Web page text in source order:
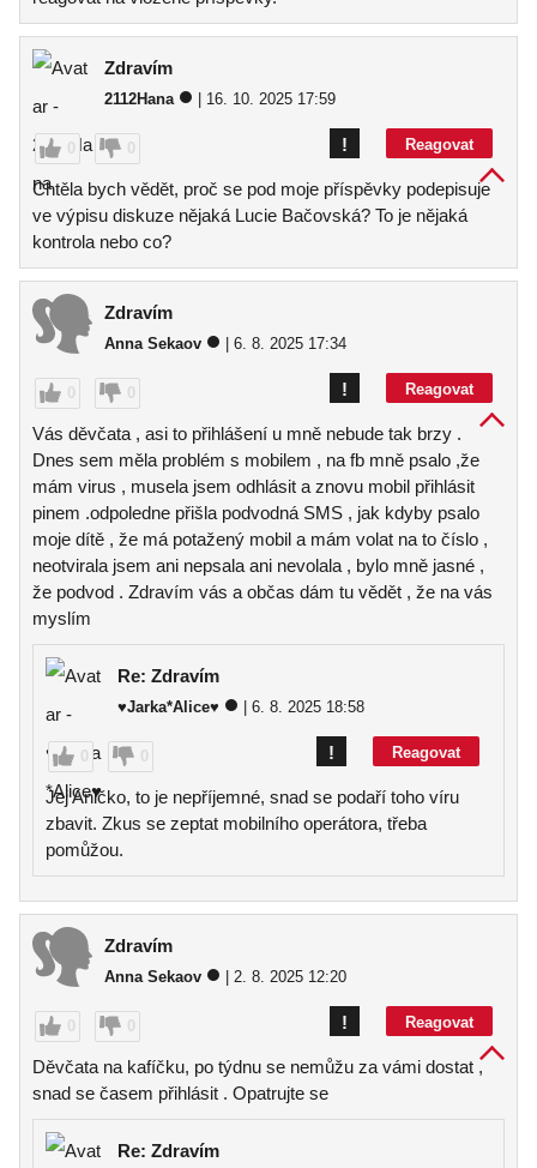
Zdravím
2112Hana | 16. 10. 2025 17:59
0 0 Reagovat
!
Chtěla bych vědět, proč se pod moje příspěvky podepisuje
ve výpisu diskuze nějaká Lucie Bačovská? To je nějaká
kontrola nebo co?
Zdravím
Anna Sekaov | 6. 8. 2025 17:34
0 0 Reagovat
!
Vás děvčata , asi to přihlášení u mně nebude tak brzy .
Dnes sem měla problém s mobilem , na fb mně psalo ,že
mám virus , musela jsem odhlásit a znovu mobil přihlásit
pinem .odpoledne přišla podvodná SMS , jak kdyby psalo
moje dítě , že má potažený mobil a mám volat na to číslo ,
neotvirala jsem ani nepsala ani nevolala , bylo mně jasné ,
že podvod . Zdravím vás a občas dám tu vědět , že na vás
myslím
Re: Zdravím
♥Jarka*Alice♥ | 6. 8. 2025 18:58
0 0 Reagovat
!
Jej Aničko, to je nepříjemné, snad se podaří toho víru
zbavit. Zkus se zeptat mobilního operátora, třeba
pomůžou.
Zdravím
Anna Sekaov | 2. 8. 2025 12:20
0 0 Reagovat
!
Děvčata na kafíčku, po týdnu se nemůžu za vámi dostat ,
snad se časem přihlásit . Opatrujte se
Re: Zdravím